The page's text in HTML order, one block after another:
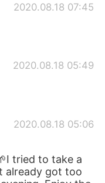
2020.08.18 07:45
2020.08.18 05:49
2020.08.18 05:06
tried to take a
already got too